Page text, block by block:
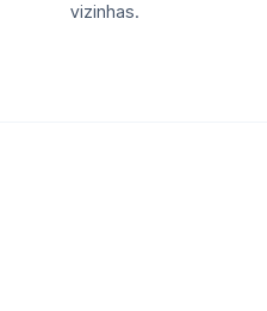
vizinhas.